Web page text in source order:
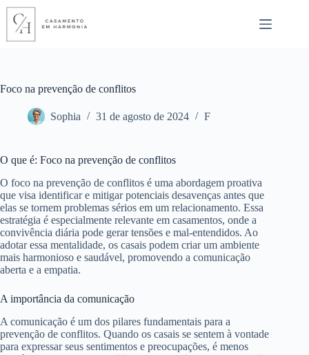
Pular
para
conteúdo
Foco na prevenção de conflitos
Sophia 31 de agosto de 2024 F
O que é: Foco na prevenção de conflitos
O foco na prevenção de conflitos é uma abordagem proativa
que visa identificar e mitigar potenciais desavenças antes que
elas se tornem problemas sérios em um relacionamento. Essa
estratégia é especialmente relevante em casamentos, onde a
convivência diária pode gerar tensões e mal-entendidos. Ao
adotar essa mentalidade, os casais podem criar um ambiente
mais harmonioso e saudável, promovendo a comunicação
aberta e a empatia.
A importância da comunicação
A comunicação é um dos pilares fundamentais para a
prevenção de conflitos. Quando os casais se sentem à vontade
para expressar seus sentimentos e preocupações, é menos